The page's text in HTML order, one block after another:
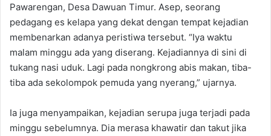
Pawarengan, Desa Dawuan Timur. Asep, seorang
pedagang es kelapa yang dekat dengan tempat kejadian
membenarkan adanya peristiwa tersebut. “Iya waktu
malam minggu ada yang diserang. Kejadiannya di sini di
tukang nasi uduk. Lagi pada nongkrong abis makan, tiba-
tiba ada sekolompok pemuda yang nyerang,” ujarnya.
Ia juga menyampaikan, kejadian serupa juga terjadi pada
minggu sebelumnya. Dia merasa khawatir dan takut jika